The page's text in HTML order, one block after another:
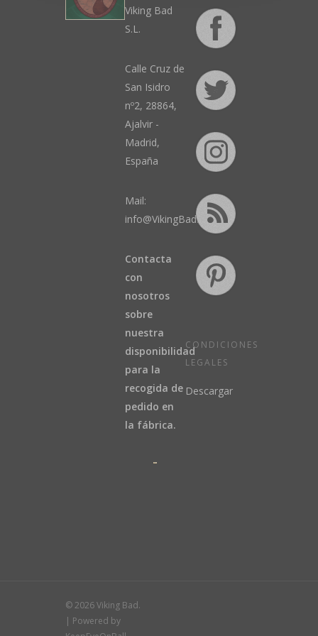
Viking Bad
S.L.
Calle Cruz de
San Isidro
nº2, 28864,
Ajalvir -
Madrid,
España
Mail:
info@VikingBad.es
Contacta
con
nosotros
sobre
nuestra
disponibilidad
para la
recogida de
pedido en
la fábrica.
CONDICIONES
LEGALES
Descargar
© 2026 Viking Bad.
| Powered by